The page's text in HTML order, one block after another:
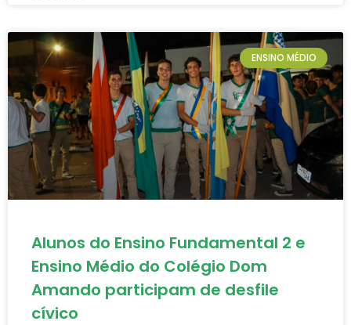
ENSINO MÉDIO
Alunos do Ensino Fundamental 2 e
Ensino Médio do Colégio Dom
Amando participam de desfile
cívico